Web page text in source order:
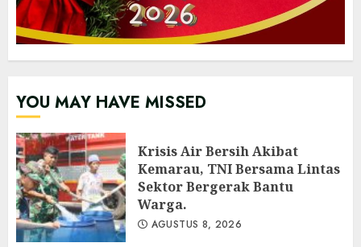
YOU MAY HAVE MISSED
Krisis Air Bersih Akibat
Kemarau, TNI Bersama Lintas
Sektor Bergerak Bantu
Warga.
AGUSTUS 8, 2026